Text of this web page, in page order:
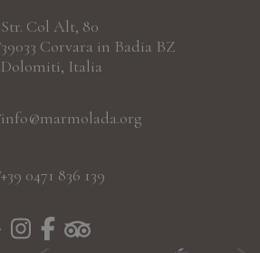
Str. Col Alt, 80
39033 Corvara in Badia BZ
Dolomiti, Italia
info@marmolada.org
+39 0471 836 139